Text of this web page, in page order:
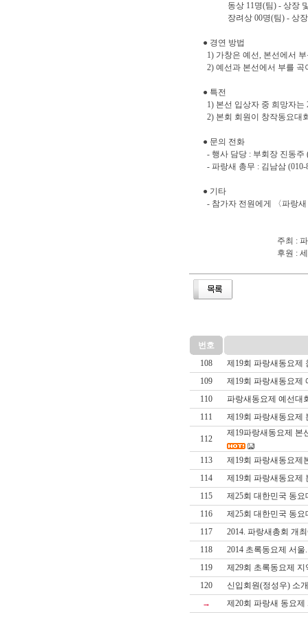
동상 11명(팀) - 상장
장려상 00명(팀) - 상장
● 경연 방법
1) 가창은 예선, 본선에서
2) 예선과 본선에서 부를 곡
● 특전
1) 본선 입상자 중 희망자는
2) 본회 회원이 창작동요대
● 문의 전화
- 행사 담당 : 부회장 진동주
- 파랑새 총무 : 김남삼 (010-
● 기타
- 참가자 전원에게 〈파랑
주최 : 파랑새
후원 : 세광출판사
번호
108
제19회 파랑새동요제
109
제19회 파랑새동요제
110
파랑새동요제 예선대
111
제19회 파랑새동요제
112
제19파랑새동요제 본
113
제19회 파랑새동요제
114
제19회 파랑새동요제
115
제25회 대한민국 동요
116
제25회 대한민국 동요
117
2014. 파랑새총회 개
118
2014 초록동요제 서
119
제29회 초록동요제 지
120
신입회원(정성우) 소개
→
제20회 파랑새 동요제